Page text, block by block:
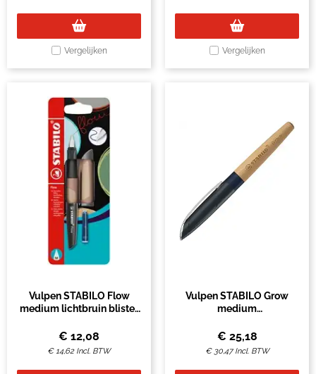
Vergelijken Vergelijken
Vulpen STABILO Flow
medium lichtbruin blister
€ 12,08
€14,62 Incl. BTW
Vulpen STABILO Grow
medium
€ 25,18
€ 30,47 Incl. BTW